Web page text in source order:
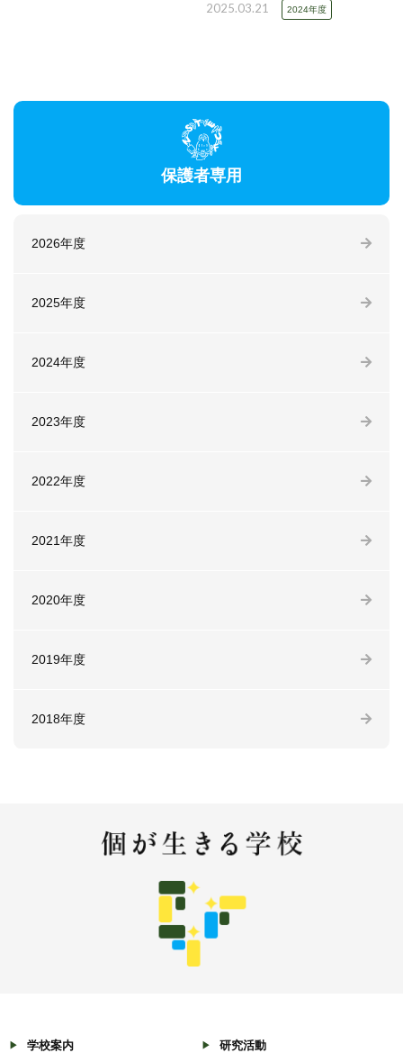
2025.03.21 2024年度
保護者専用
2026年度
2025年度
2024年度
2023年度
2022年度
2021年度
2020年度
2019年度
2018年度
学校案内 研究活動